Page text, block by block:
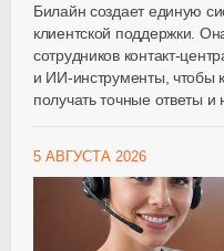
Билайн создает единую
клиентской поддержки.
сотрудников контакт-
и ИИ-инструменты ,
получать точные ответы
5 АВГУСТА 2026